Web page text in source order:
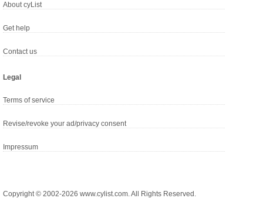
About cyList
Get help
Contact us
Legal
Terms of service
Revise/revoke your ad/privacy consent
Impressum
Copyright © 2002-2026 www.cylist.com. All Rights Reserved.